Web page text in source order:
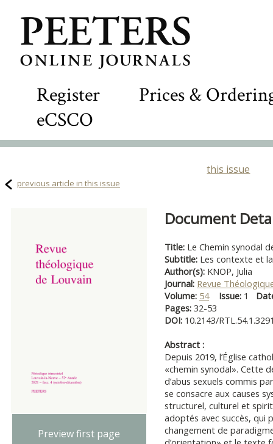
Register
Prices &
eCSCO
this issue
previous article in this issue
Preview first page
Document
Title: Le Chemin synodal
Subtitle: Les contexte et
Author(s): KNOP, Julia
Journal: Revue
Volume: 54 Issue: 1
Pages: 32-53
DOI: 10.2143/
Abstract :
Depuis 2019, l’Église
«chemin synodal». Cette
d’abus sexuels commis
se consacre aux causes
structurel, culturel et
adoptés avec succès, qui
changement de